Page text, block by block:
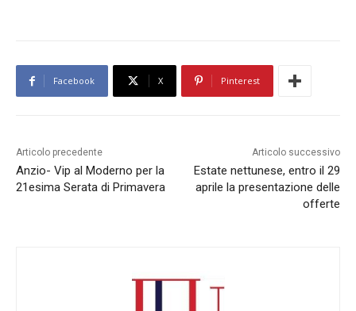
Facebook X Pinterest
Articolo precedente
Anzio- Vip al Moderno per la
21esima Serata di Primavera
Articolo successivo
Estate nettunese, entro il 29
aprile la presentazione delle
offerte